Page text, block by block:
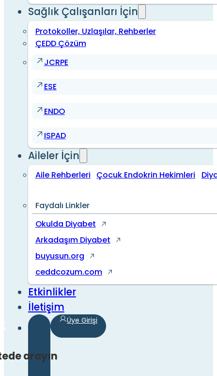
Sağlık Çalışanları İçin
Protokoller, Uzlaşılar, Rehberler
ÇEDD Çözüm
JCRPE
ESE
ENDO
ISPAD
Aileler İçin
Aile Rehberleri Çocuk Endokrin Hekimleri
Faydalı Linkler
Okulda Diyabet
Arkadaşım Diyabet
buyusun.org
ceddcozum.com
Etkinlikler
İletişim
arayın
Üye Girişi